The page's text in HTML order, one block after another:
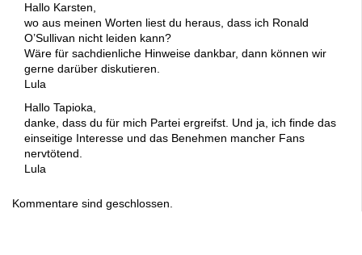
Hallo Karsten,
wo aus meinen Worten liest du heraus, dass ich Ronald
O’Sullivan nicht leiden kann?
Wäre für sachdienliche Hinweise dankbar, dann können wir
gerne darüber diskutieren.
Lula
Hallo Tapioka,
danke, dass du für mich Partei ergreifst. Und ja, ich finde das
einseitige Interesse und das Benehmen mancher Fans
nervtötend.
Lula
Kommentare sind geschlossen.